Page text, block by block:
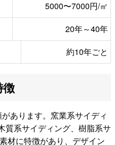
5000〜7000円/㎡
20年～40年
約10年ごと
徴
あります。窯業系サイディ
質系サイディング、樹脂系サ
材に特徴があり、デザイン